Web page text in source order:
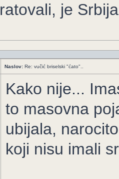
ratovali, je
Naslov: Re: vučić briselski "ćato"..
Kako nije...
to masovna
ubijala,
koji nisu imali